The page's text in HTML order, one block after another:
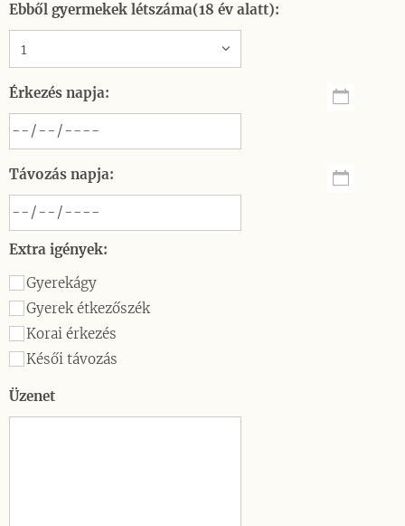
Ebből gyermekek létszáma(18 év alatt):
Érkezés napja:
Távozás napja:
Extra igények:
Gyerekágy
Gyerek étkezőszék
Korai érkezés
Késői távozás
Üzenet